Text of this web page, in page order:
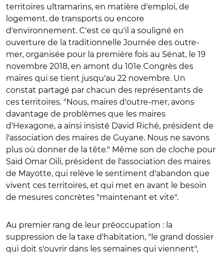
territoires ultramarins, en matière d'emploi, de
logement, de transports ou encore
d'environnement. C'est ce qu'il a souligné en
ouverture de la traditionnelle Journée des outre-
mer, organisée pour la première fois au Sénat, le 19
novembre 2018, en amont du 101e Congrès des
maires qui se tient jusqu'au 22 novembre. Un
constat partagé par chacun des représentants de
ces territoires. "Nous, maires d'outre-mer, avons
davantage de problèmes que les maires
d'Hexagone, a ainsi insisté David Riché, président de
l'association des maires de Guyane. Nous ne savons
plus où donner de la tête." Même son de cloche pour
Saïd Omar Oili, président de l'association des maires
de Mayotte, qui relève le sentiment d'abandon que
vivent ces territoires, et qui met en avant le besoin
de mesures concrètes "maintenant et vite".
Au premier rang de leur préoccupation : la
suppression de la taxe d'habitation, "le grand dossier
qui doit s'ouvrir dans les semaines qui viennent",